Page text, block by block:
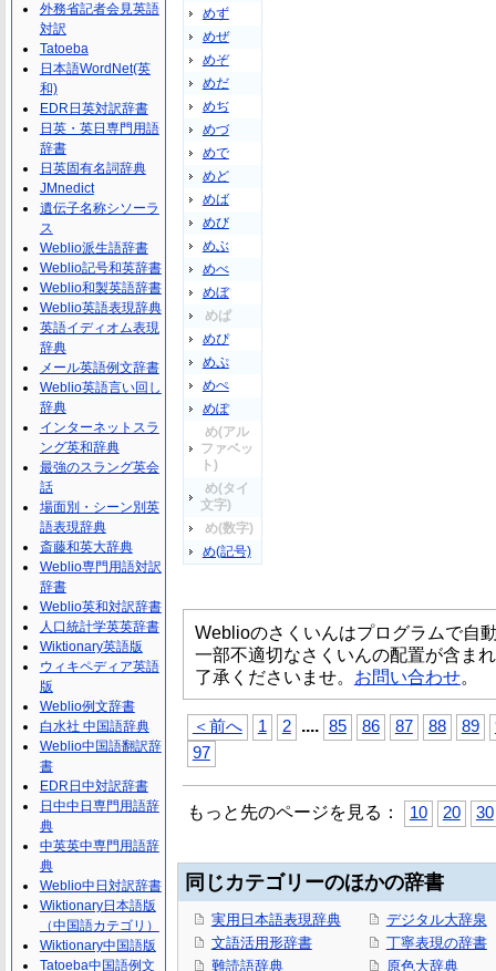
めず
めぜ
めぞ
めだ
めぢ
めづ
めで
めど
めば
めび
めぶ
めべ
めぼ
めぱ
めぴ
めぷ
めぺ
めぽ
め(アル
ファベッ
ト)
め(タイ
文字)
め(数字)
め(記号)
Weblioのさくいんはプログラムで自
一部不適切なさくいんの配置が含ま
了承くださいませ。 お問い合わせ。
＜前へ 1 2 .... 85 86 87 88 89
97
もっと先のページを見る： 10 20 30
同じカテゴリーのほかの辞書
実用日本語表現辞典
文語活用形辞書
難読語辞典
デジタル大辞泉
丁寧表現の辞書
原色大辞典
外務省記者会見英語
対訳
Tatoeba
日本語WordNet(英
和)
EDR日英対訳辞書
日英・英日専門用語
辞書
日英固有名詞辞典
JMnedict
遺伝子名称シソーラ
ス
Weblio派生語辞書
Weblio記号和英辞書
Weblio和製英語辞書
Weblio英語表現辞典
英語イディオム表現
辞典
メール英語例文辞書
Weblio英語言い回し
辞典
インターネットスラ
ング英和辞典
最強のスラング英会
話
場面別・シーン別英
語表現辞典
斎藤和英大辞典
Weblio専門用語対訳
辞書
Weblio英和対訳辞書
人口統計学英英辞書
Wiktionary英語版
ウィキペディア英語
版
Weblio例文辞書
白水社 中国語辞典
Weblio中国語翻訳辞
書
EDR日中対訳辞書
日中中日専門用語辞
典
中英英中専門用語辞
典
Weblio中日対訳辞書
Wiktionary日本語版
（中国語カテゴリ）
Wiktionary中国語版
Tatoeba中国語例文